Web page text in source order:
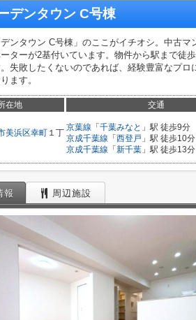
デンタウン C号棟
デンタウン C号棟」のここがイチオシ。中古
ターが2基付いています。物件から駅まで徒
失敗したくないのであれば、経験豊富なプ
ます。
在地 交通
美浜区幸町 １丁
京葉線 「 千葉みなと 」駅 徒歩9分
京成千葉線 「 西登戸 」駅 徒歩10分
京成千葉線 「 新千葉 」駅 徒歩13分
報 周辺施設